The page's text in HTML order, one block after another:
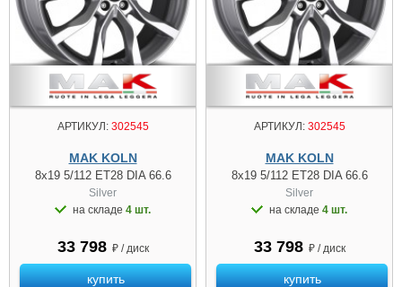
АРТИКУЛ:302545
MAK KOLN
8x19 5/112 ET28 DIA 66.6
Silver
на складе 4 шт.
33 798 ₽ / диск
купить
АРТИКУЛ:302545
MAK KOLN
8x19 5/112 ET28 DIA 66.6
Silver
на складе 4 шт.
33 798 ₽ / диск
купить